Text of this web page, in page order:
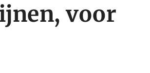
voor